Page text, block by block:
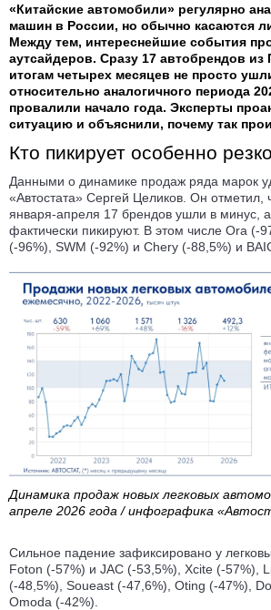
«Китайские автомобили» регулярно
машин в России, но обычно касаются
Между тем, интереснейшие события
аутcайдеров. Сразу 17 автобрендов из
итогам четырех месяцев не просто
относительно аналогичного периода
провалили начало года. Эксперты
ситуацию и объяснили, почему так
Кто пикирует особенно резко
Данными о динамике продаж ряда марок
«Автостата» Сергей Целиков. Он отметил,
января-апреля 17 брендов ушли в минус,
фактически пикируют. В этом числе Ora (-
(-96%), SWM (-92%) и Chery (-88,5%) и
Динамика продаж новых легковых
апреле 2026 года / инфографика
Сильное падение зафиксировано у
Foton (-57%) и JAC (-53,5%), Xcite (-57%),
(-48,5%), Soueast (-47,6%), Oting (-47%),
Omoda (-42%).